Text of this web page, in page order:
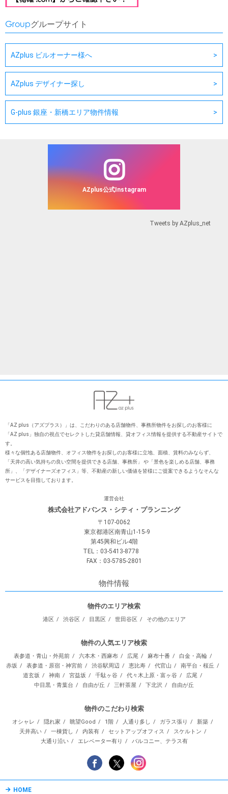
Groupグループサイト
AZplus ビルオーナー様へ
AZplus デザイナー探し
G-plus 銀座・新橋エリア物件情報
AZplus公式Instagram
Tweets by AZplus_net
「AZ plus（アズプラス）」は、こだわりのある店舗物件、事務所物件をお探しのお客様に
「AZ plus」独⾃の視点でセレクトした貸店舗情報、貸オフィス情報を提供する不動産サイトで
す。
様々な個性ある店舗物件、オフィス物件をお探しのお客様に⽴地、⾯積、賃料のみならず、
「天井の⾼い気持ちの良い空間を提供できる店舗、事務所」 や「景⾊を楽しめる店舗、事務
所」、「デザイナーズオフィス」等、不動産の新しい価値を皆様にご提案できるようなそんな
サービスを⽬指しております。
運営会社
株式会社アドバンス・シティ・プランニング
〒107-0062
東京都港区南青山1-15-9
第45興和ビル4階
TEL：03-5413-8778
FAX：03-5785-2801
物件情報
物件のエリア検索
港区 渋谷区 目黒区 世田谷区 その他のエリア
物件の人気エリア検索
表参道・青山・外苑前 六本木・西麻布 広尾 麻布十番
白金・高輪
赤坂
表参道・原宿・神宮前 渋谷駅周辺 恵比寿 代官山
南平台・桜丘
道玄坂
神南 宮益坂 千駄ヶ谷 代々木上原・富ヶ谷
広尾
中目黒・青葉台
自由が丘 三軒茶屋 下北沢 自由が丘
物件のこだわり検索
オシャレ 隠れ家 眺望Good 1階 人通り多し ガラス張り
新築
天井高い
一棟貨し 内装有 セットアップオフィス
スケルトン
大通り沿い
エレベーター有り バルコニー、テラス有
HOME